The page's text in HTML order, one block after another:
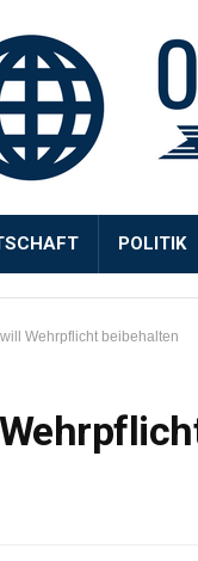
POLITIK
Wehrpflicht beibehalten